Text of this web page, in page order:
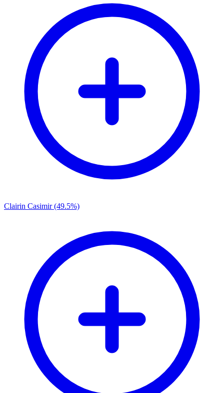
Clairin Casimir (49.5%)